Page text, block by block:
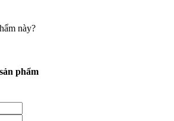
này?
phẩm